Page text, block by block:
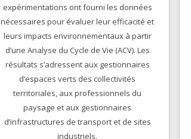
expérimentations ont fourni les données
nécessaires pour évaluer leur efficacité et
leurs impacts environnementaux à partir
d’une Analyse du Cycle de Vie (ACV). Les
résultats s’adressent aux gestionnaires
d’espaces verts des collectivités
territoriales, aux professionnels du
paysage et aux gestionnaires
d’infrastructures de transport et de sites
industriels.